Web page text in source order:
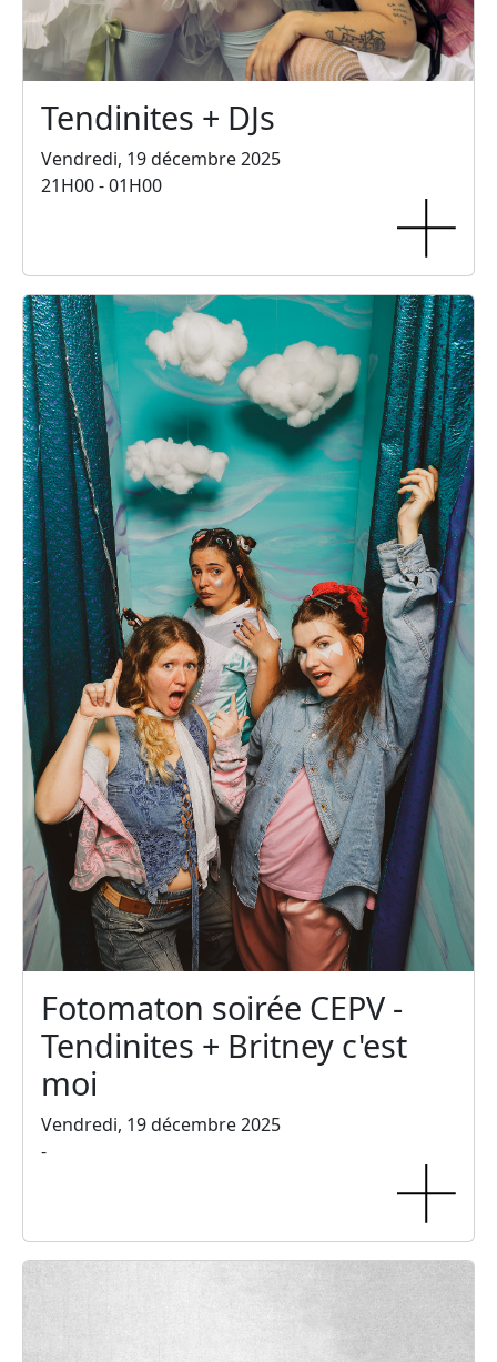
Tendinites + DJs
Vendredi, 19 décembre 2025
21H00 - 01H00
Fotomaton soirée CEPV -
Tendinites + Britney c'est
moi
Vendredi, 19 décembre 2025
-